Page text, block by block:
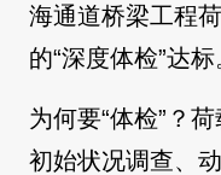
海通道桥梁工程
的“深度体检”达标
为何要“体检”？
初始状况调查、